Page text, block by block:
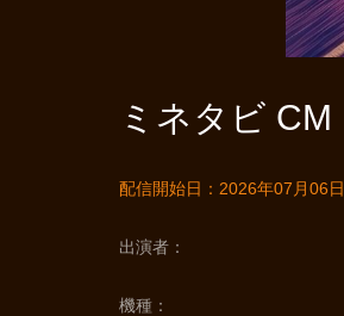
ミネタビ CM
配信開始日：2026年07月06日
出演者
機種